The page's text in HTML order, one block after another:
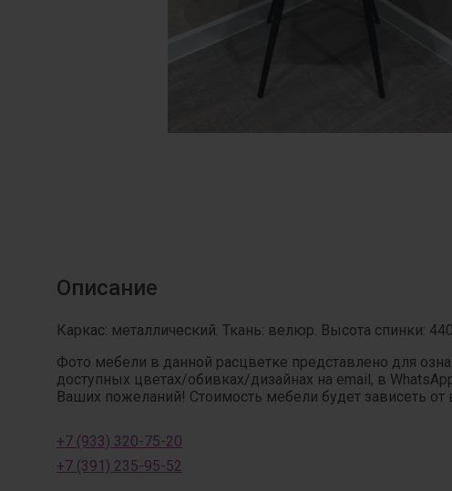
Описание
Каркас: металлический. Ткань: велюр. Высота спинки:
Фото мебели в данной расцветке представлено для
доступных цветах/обивках/дизайнах на email, в
Ваших пожеланий! Стоимость мебели будет зависеть от
+7 (933) 320-75-20
+7 (391) 235-95-52